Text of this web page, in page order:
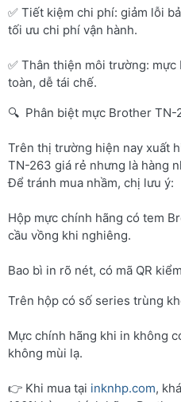
✅ Tiết kiệm chi phí: giảm lỗi
tối ưu chi phí vận hành.
✅ Thân thiện môi trường:
toàn, dễ tái chế.
🔍 Phân biệt mực Brother TN-
Trên thị trường hiện nay xuất
TN-263 giá rẻ nhưng là hàng
Để tránh mua nhầm, chị lưu ý:
Hộp mực chính hãng có tem
cầu vồng khi nghiêng.
Bao bì in rõ nét, có mã QR
Trên hộp có số series trùng
Mực chính hãng khi in không
không mùi lạ.
👉 Khi mua tại inknhp.com,